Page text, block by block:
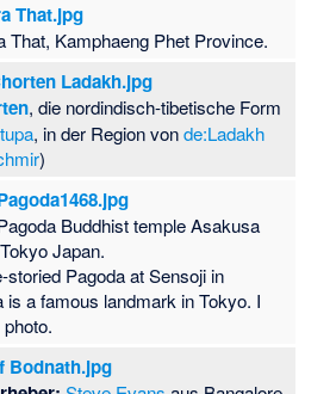
That.jpg
That, Kamphaeng Phet Province.
Ladakh.jpg
, die nordindisch-tibetische Form
, in der Region vonde:Ladakh
)
Buddhist temple Asakusa
Japan.
storied Pagoda at Sensoji in
is a famous landmark in Tokyo. I
Bodnath.jpg